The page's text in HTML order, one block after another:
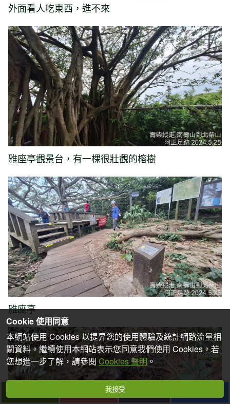
外面看人吃東西，進不來
雅座亭觀景台，有一棵很壯觀的榕樹
雅座亭
Cookie 使用同意
本網站使用 Cookies 以提昇您的使用體驗及統計網路流量相
關資料。繼續使用本網站表示您同意我們使用 Cookies。若
您想進一步了解，請參閱 Cookies 聲明。
我接受